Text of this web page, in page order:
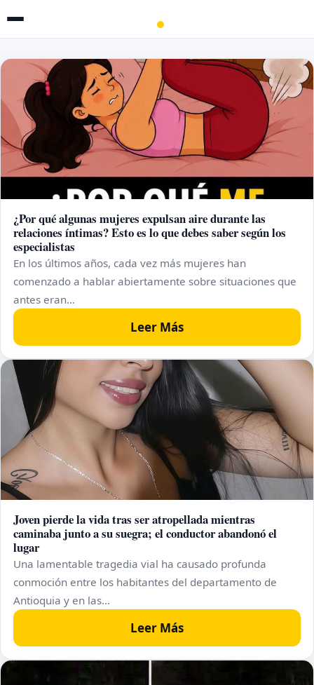
¿Por qué algunas mujeres expulsan aire durante las
relaciones íntimas? Esto es lo que debes saber según los
especialistas
En los últimos años, cada vez más mujeres han
comenzado a hablar abiertamente sobre situaciones que
antes eran…
Leer Más
Joven pierde la vida tras ser atropellada mientras
caminaba junto a su suegra; el conductor abandonó el
lugar
Una lamentable tragedia vial ha causado profunda
conmoción entre los habitantes del departamento de
Antioquia y en las…
Leer Más